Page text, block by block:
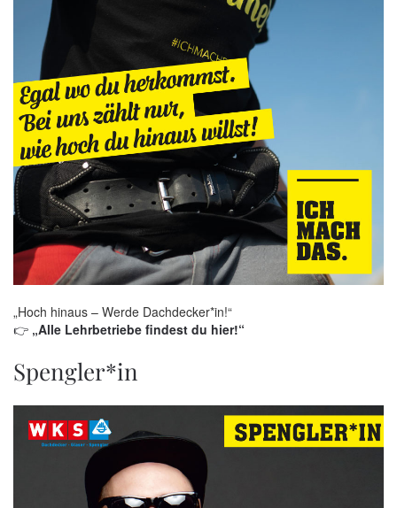
„Hoch hinaus – Werde Dachdecker*in!“
👉 „Alle Lehrbetriebe findest du hier!“
Spengler*in